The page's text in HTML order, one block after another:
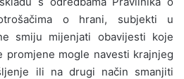
o hrani, subjekti u
smiju mijenjati obavijesti koje
promjene mogle navesti krajnjeg
ili na drugi način smanjiti